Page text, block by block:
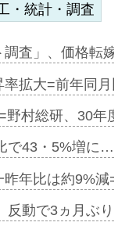
・統計・調査
査」、価格転
率拡大=前年同
野村総研、30年
で43・5%増に…
昨年比は約9%
反動で3ヵ月ぶ